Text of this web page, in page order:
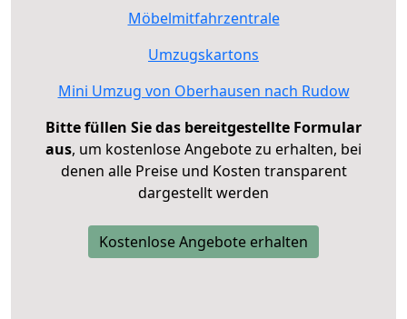
Möbelmitfahrzentrale
Umzugskartons
Mini Umzug von Oberhausen nach Rudow
Bitte füllen Sie das bereitgestellte Formular
aus, um kostenlose Angebote zu erhalten, bei
denen alle Preise und Kosten transparent
dargestellt werden
Kostenlose Angebote erhalten